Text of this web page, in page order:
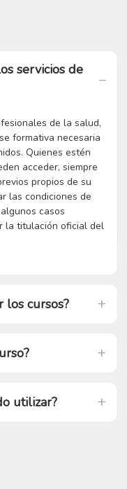
servicios de
de la salud,
formativa necesaria
Quienes estén
acceder, siempre
propios de su
las condiciones de
casos
la titulación oficial del
los cursos?
utilizar?